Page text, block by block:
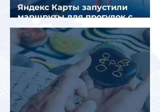
Яндекс Карты запустили
маршруты для прогулок с
описанием и аудиогидом